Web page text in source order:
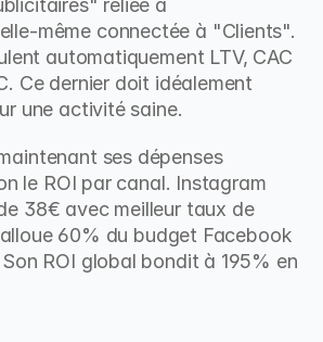
reliée à
même connectée à "Clients".
automatiquement LTV, CAC
Ce dernier doit idéalement
une activité saine.
ses dépenses
le ROI par canal. Instagram
38€ avec meilleur taux de
60% du budget Facebook
ROI global bondit à 195% en